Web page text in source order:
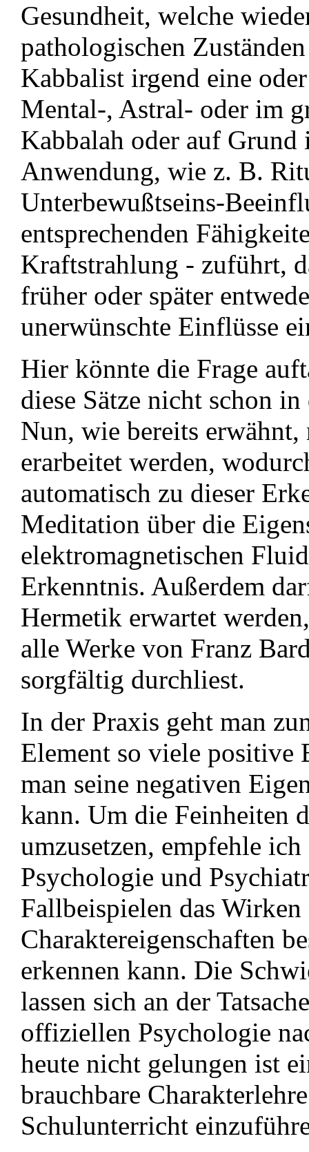
Gesundheit, welche
pathologischen
Kabbalist irgend eine
Mental-, Astral- oder im
Kabbalah oder auf Grund
Anwendung, wie z. B.
Unterbewußtseins-
entsprechenden
Kraftstrahlung - zuführt,
früher oder später
unerwünschte Einflüsse
Hier könnte die Frage
diese Sätze nicht schon
Nun, wie bereits
erarbeitet werden,
automatisch zu dieser
Meditation über die
elektromagnetischen
Erkenntnis. Außerdem
Hermetik erwartet
alle Werke von Franz
sorgfältig durchliest.
In der Praxis geht man
Element so viele positive
man seine negativen
kann. Um die Feinheiten
umzusetzen, empfehle
Psychologie und
Fallbeispielen das
Charaktereigenschaften
erkennen kann. Die
lassen sich an der
offiziellen Psychologie
heute nicht gelungen ist
brauchbare
Schulunterricht